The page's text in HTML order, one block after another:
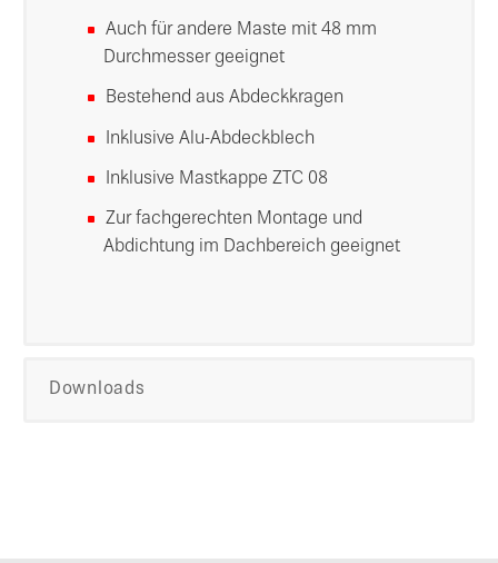
Auch für andere Maste mit 48 mm
Durchmesser geeignet
Bestehend aus Abdeckkragen
Inklusive Alu-Abdeckblech
Inklusive Mastkappe ZTC 08
Zur fachgerechten Montage und
Abdichtung im Dachbereich geeignet
Downloads